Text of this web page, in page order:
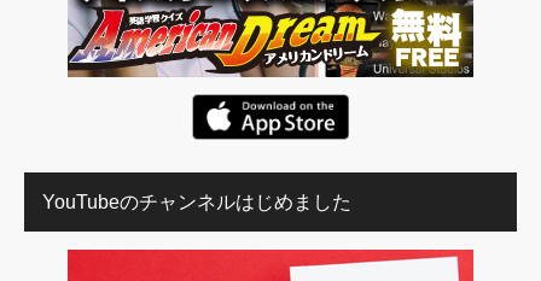
YouTubeのチャンネルはじめました